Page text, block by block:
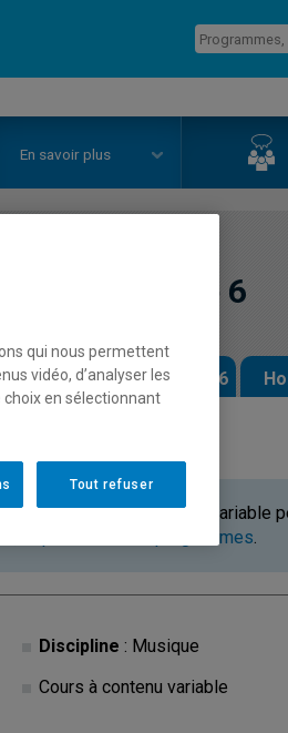
En savoir plus
populaire 6
Horaire - Automne 2026
des cours à contenu variable
départements et programmes.
Discipline : Musique
Cours à contenu variable
qui nous permettent
vidéo, d’analyser les
en sélectionnant
Tout refuser